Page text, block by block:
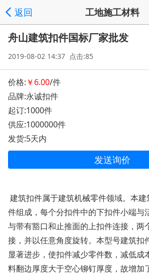
返回 工地施工材料
舟山建筑扣件国标厂家批发
2019-08-02 14:37 点击:85
价格: ￥6.00/件
品牌:永诚扣件
起订:1000件
供应:1000000件
发货:5天内
发送询价
建筑扣件属于建筑机械零件领域。本
件组成，每个分扣件中的下扣件小端与
与带有豁口和止推面的上扣件连接，两
接，并以任意角度旋转。本型号建筑扣
显著进步，使扣件减少零件数，减低成
料翻边厚度大于空心铆钉厚度，故增加